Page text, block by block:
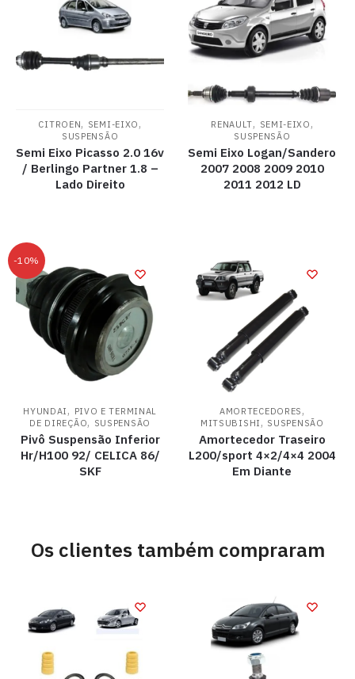
CITROEN, SEMI-EIXO ,
SUSPENSÃO
Semi Eixo Picasso 2.0 16v
/ Berlingo Partner 1.8 –
Lado Direito
RENAULT, SEMI-EIXO ,
SUSPENSÃO
Semi Eixo Logan/Sandero
2007 2008 2009 2010
2011 2012 LD
-10%
HYUNDAI , PIVO E TERMINAL
DE DIREÇÃO, SUSPENSÃO
Pivô Suspensão Inferior
Hr/H100 92/ CELICA 86/
SKF
AMORTECEDORES ,
MITSUBISHI , SUSPENSÃO
Amortecedor Traseiro
L200/sport 4×2/4×4 2004
Em Diante
Os clientes também compraram